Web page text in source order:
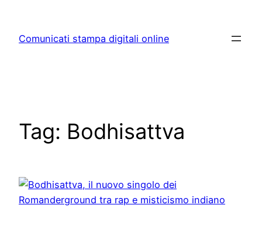
content
Comunicati stampa digitali online
Tag: Bodhisattva